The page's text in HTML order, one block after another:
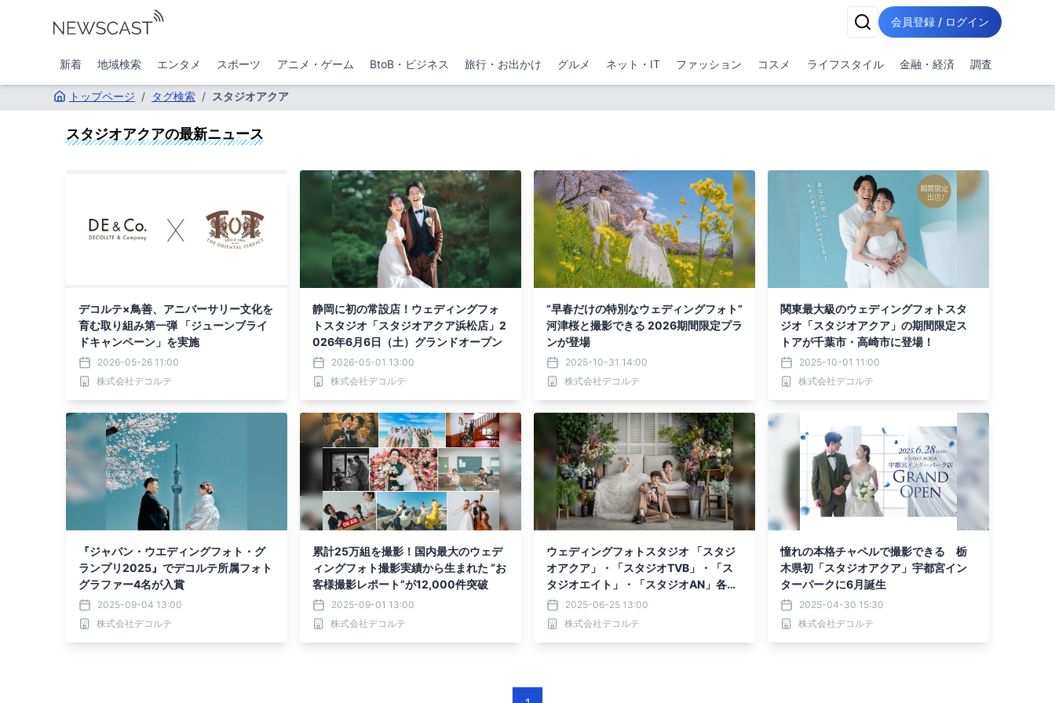
会員登録 / ログイン
新着 地域検索 エンタメ スポーツ アニメ・ゲーム BtoB・ビジネス 旅行・お出かけ グルメ ネット・IT ファッション コスメ ライフスタイル 金融・経済 調査
トップページ / タグ検索 / スタジオアクア
スタジオアクアの最新ニュース
デコルテ×鳥善、アニバーサリー文化を
育む取り組み第一弾 「ジューンブライ
ドキャンペーン」を実施
2026-05-26 11:00
株式会社デコルテ
静岡に初の常設店！ウェディングフォ
トスタジオ「スタジオアクア浜松店」2
026年6月6日（土）グランドオープン
2026-05-01 13:00
株式会社デコルテ
“早春だけの特別なウェディングフォト”
河津桜と撮影できる 2026期間限定プラ
ンが登場
2025-10-31 14:00
株式会社デコルテ
関東最大級のウェディングフォトスタ
ジオ「スタジオアクア」の期間限定ス
トアが千葉市・高崎市に登場！
2025-10-01 11:00
株式会社デコルテ
『ジャパン・ウエディングフォト・グ
ランプリ2025』でデコルテ所属フォト
グラファー4名が入賞
2025-09-04 13:00
株式会社デコルテ
累計25万組を撮影！国内最大のウェデ
ィングフォト撮影実績から生まれた “お
客様撮影レポート”が12,000件突破
2025-09-01 13:00
株式会社デコルテ
ウェディングフォトスタジオ 「スタジ
オアクア」・「スタジオTVB」・「ス
タジオエイト」・「スタジオAN」各店
スタジオリニューアル実施
2025-06-25 13:00
株式会社デコルテ
憧れの本格チャペルで撮影できる 栃
木県初「スタジオアクア」宇都宮イン
ターパークに6月誕生
2025-04-30 15:30
株式会社デコルテ